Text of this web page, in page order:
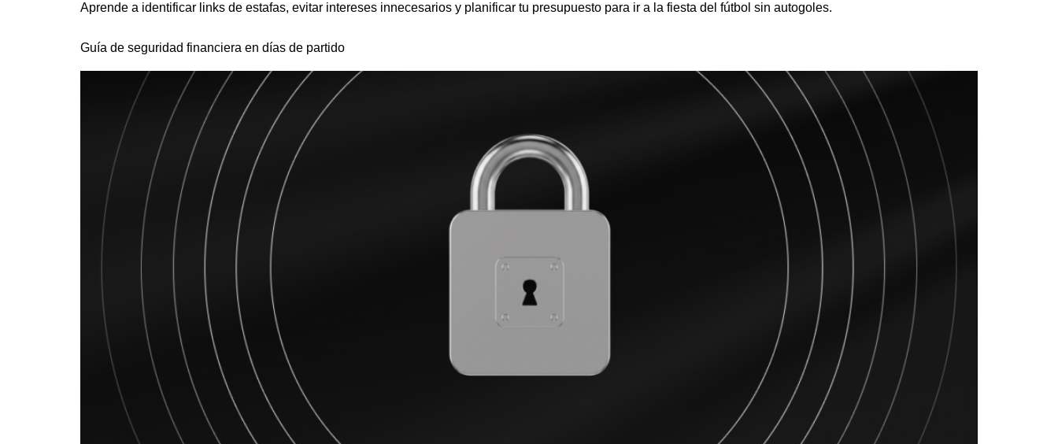
Aprende a identificar links de estafas, evitar intereses innecesarios y planificar tu presupuesto para ir a la fiesta del fútbol sin autogoles.
Guía de seguridad financiera en días de partido